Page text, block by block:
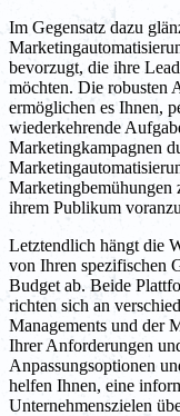
Im Gegensatz dazu
bevorzugt, die ihre
möchten. Die robusten
ermöglichen es Ihnen,
wiederkehrende
Marketingkampagnen
Marketingbemühungen
ihrem Publikum
Letztendlich hängt die
von Ihren spezifischen
Budget ab. Beide
richten sich an
Managements und der
Ihrer Anforderungen
Anpassungsoptionen
helfen Ihnen, eine
Unternehmenszielen